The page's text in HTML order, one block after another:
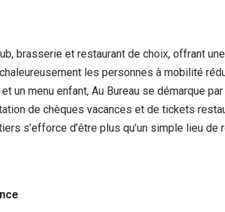
brasserie et restaurant de choix, offrant
les personnes à mobilité
un menu enfant, Au Bureau se démarque
de chèques vacances et de tickets
s’efforce d’être plus qu’un simple lieu